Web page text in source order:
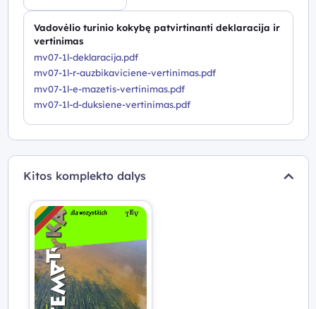
Vadovėlio turinio kokybę patvirtinanti deklaracija ir
vertinimas
mv07-1l-deklaracija.pdf
mv07-1l-r-auzbikaviciene-vertinimas.pdf
mv07-1l-e-mazetis-vertinimas.pdf
mv07-1l-d-duksiene-vertinimas.pdf
Kitos komplekto dalys